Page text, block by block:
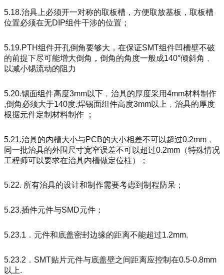
5.18.治具上必须开一对称的取板槽，方便取放基板，取板槽
位置必须在无DIP组件干涉的位置；
5.19.PTH组件开孔倒角要够大，在保证SMT组件凹槽壁不破
的前提下尽可能增大倒角，倒角的角度一般成140°倾斜角﹐
以减小锡流动的阻力
5.20.锡面组件高度3mm以下﹐治具的厚度采用4mm材料制作
,倒角必须大于140度.焊锡面组件高度3mm以上﹐治具的厚度
根据元件定制材料制作 ；
5.21.治具的内槽大小与PCB的大小相差不可以超过0.2mm﹐
同一批治具的外围尺寸宽窄误差不可以超过0.2mm（特殊情况
工程师可以要求在治具内槽做定位柱）；
5.22. 所有治具的设计和制作需要考虑到制程防呆；
5.23.插件元件与SMD元件：
5.23.1．元件和底盖密封边缘的距离不能超过1.2mm.
5.23.2．SMT贴片元件与底盖壁之间距离应控制在0.5-0.8mm
以上.